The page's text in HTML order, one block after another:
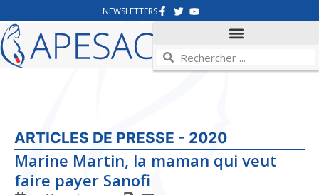
NEWSLETTERS
ARTICLES DE PRESSE - 2020
Marine Martin, la maman qui veut
faire payer Sanofi